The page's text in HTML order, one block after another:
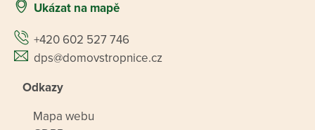
Ukázat na mapě
+420 602 527 746
dps@domovstropnice.cz
Odkazy
Mapa webu